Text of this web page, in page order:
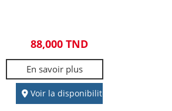
88,000 TND
En savoir plus
Voir la disponibilité